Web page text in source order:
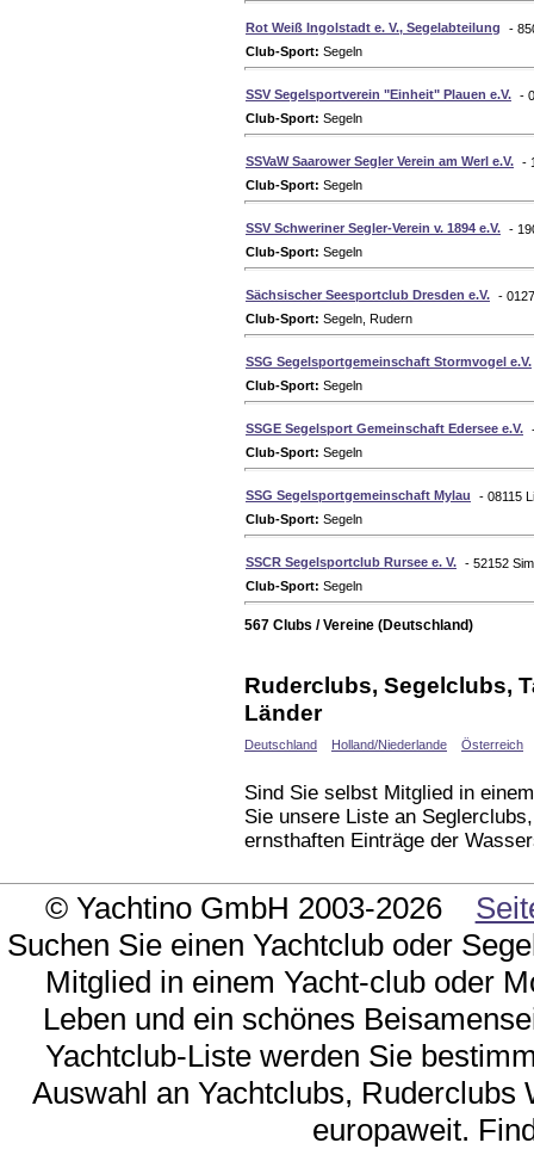
Rot Weiß Ingolstadt e. V., Segelabteilung
-
Club-Sport: Segeln
SSV Segelsportverein "Einheit" Plauen e.V. -
Club-Sport: Segeln
SSVaW Saarower Segler Verein am Werl e.V. -
Club-Sport: Segeln
SSV Schweriner Segler-Verein v. 1894 e.V. -
Club-Sport: Segeln
Sächsischer Seesportclub Dresden e.V. -
Club-Sport: Segeln, Rudern
SSG Segelsportgemeinschaft Stormvogel e.V.
Club-Sport: Segeln
SSGE Segelsport Gemeinschaft Edersee e.V.
Club-Sport: Segeln
SSG Segelsportgemeinschaft Mylau
- 08115
Club-Sport: Segeln
SSCR Segelsportclub Rursee e. V. - 52152
Club-Sport: Segeln
567 Clubs / Vereine (Deutschland)
Ruderclubs, Segelclubs,
Länder
Deutschland Holland/Niederlande Österreich
Sind Sie selbst Mitglied in
Sie unsere Liste an
ernsthaften Einträge der
© Yachtino GmbH 2003-2026
Suchen Sie einen Yachtclub oder
Mitglied in einem Yacht-club oder
Leben und ein schönes
Yachtclub-Liste werden Sie
Auswahl an Yachtclubs,
europaweit.